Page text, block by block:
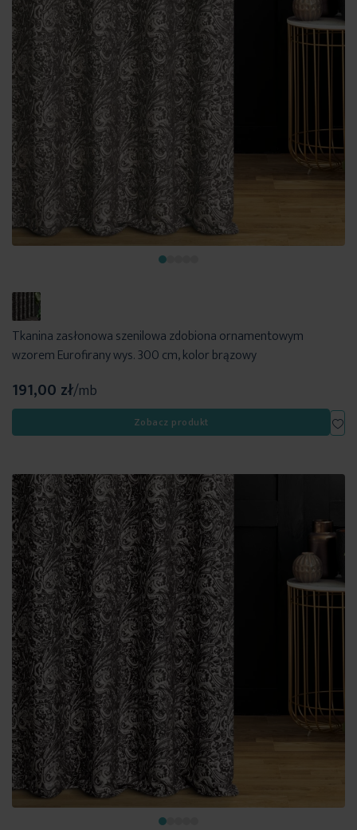
Tkanina zasłonowa szenilowa zdobiona ornamentowym
wzorem Eurofirany wys. 300 cm, kolor brązowy
191,00 zł/mb
Zobacz produkt